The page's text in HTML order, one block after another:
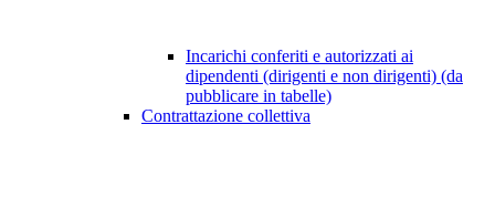
Incarichi conferiti e autorizzati ai
dipendenti (dirigenti e non dirigenti) (da
pubblicare in tabelle)
Contrattazione collettiva